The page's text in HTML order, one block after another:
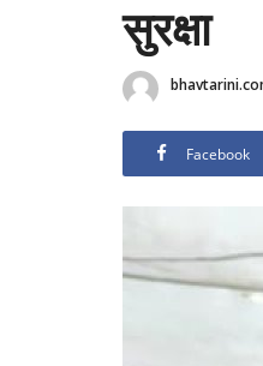
सुरक्षा
Facebook